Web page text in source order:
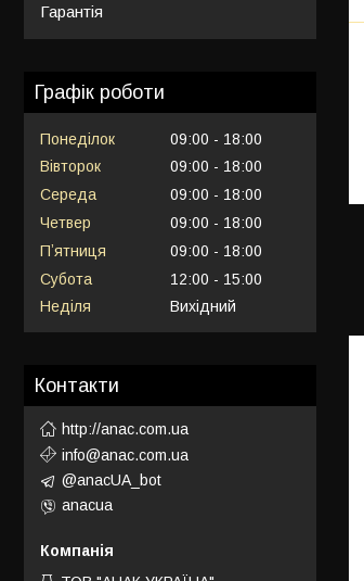
Гарантія
Графік роботи
Понеділок 09:00
18:00
Вівторок
09:00
18:00
Середа
09:00
18:00
Четвер
09:00
18:00
Пʼятниця
09:00
18:00
Субота
12:00
15:00
Неділя
Вихідний
Контакти
http://anac.com.ua
info@anac.com.ua
@anacUA_bot
anacua